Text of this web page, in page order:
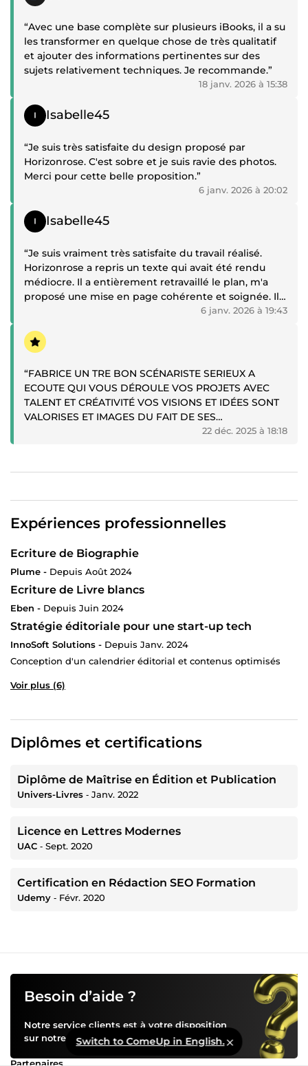
“Avec une base complète sur plusieurs iBooks, il a su
les transformer en quelque chose de très qualitatif
et ajouter des informations pertinentes sur des
sujets relativement techniques. Je recommande.”
18 janv. 2026 à 15:38
Témoignage positif
Isabelle45
“Je suis très satisfaite du design proposé par
Horizonrose. C'est sobre et je suis ravie des photos.
Merci pour cette belle proposition.”
6 janv. 2026 à 20:02
Témoignage positif
Isabelle45
“Je suis vraiment très satisfaite du travail réalisé.
Horizonrose a repris un texte qui avait été rendu
médiocre. Il a entièrement retravaillé le plan, m'a
proposé une mise en page cohérente et soignée. Il a
su en faire un texte profondément émotionnel. Je
processus. Je le remercie sincèrement.”
6 janv. 2026 à 19:43
Témoignage positif
“FABRICE UN TRE BON SCÉNARISTE SERIEUX A
ECOUTE QUI VOUS DÉROULE VOS PROJETS AVEC
TALENT ET CRÉATIVITÉ VOS VISIONS ET IDÉES SONT
VALORISES ET IMAGES DU FAIT DE SES
22 déc. 2025 à 18:18
Expériences professionnelles
Ecriture de Biographie
Plume - Depuis Août 2024
Ecriture de Livre blancs
Eben - Depuis Juin 2024
Stratégie éditoriale pour une start-up tech
InnoSoft Solutions - Depuis Janv. 2024
Conception d'un calendrier éditorial et contenus optimisés
Voir plus (6)
Diplômes et certifications
Diplôme de Maîtrise en Édition et Publication
Univers-Livres ‐ Janv. 2022
Licence en Lettres Modernes
UAC ‐ Sept. 2020
Certification en Rédaction SEO Formation
Udemy ‐ Févr. 2020
Switch to ComeUp in English.
Besoin d’aide ?
Notre service clients est à votre disposition
sur notre
centre d’aide
Partenaires